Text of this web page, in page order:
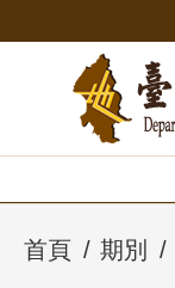
首頁 期別